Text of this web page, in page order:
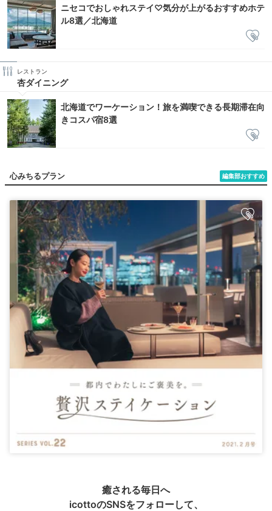
ニセコでおしゃれステイ♡気分が上がるおすすめホテ
ル8選／北海道
レストラン
杏ダイニング
北海道でワーケーション！旅を満喫できる長期滞在向
きコスパ宿8選
編集部おすすめ
心みちるプラン
癒される毎日へ
icottoのSNSをフォローして、